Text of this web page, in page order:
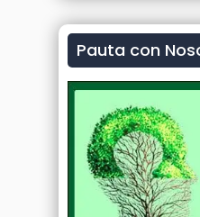
Pauta con